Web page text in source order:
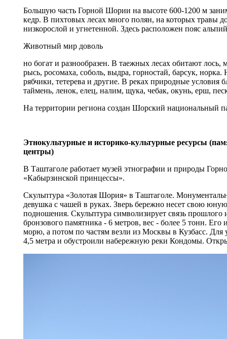
Большую часть Горной Шории на высоте 600-1200 м
кедр. В пихтовых лесах много полян, на которых травы
низкорослой и угнетенной. Здесь расположен пояс
Животный мир доволь
но богат и разнообразен. В таежных лесах обитают лось,
рысь, росомаха, соболь, выдра, горностай, барсук,
рябчики, тетерева и другие. В реках природные условия
таймень, ленок, елец, налим, щука, чебак, окунь, ерш,
На территории региона создан Шорский национальный
Этнокультурные и историко-культурные ресурсы
центры)
В Таштаголе работает музей этнографии и природы
«Кабырзинской принцессы».
Скульптура «Золотая Шория» в Таштаголе.
девушка с чашей в руках. Зверь бережно несет свою
подношения. Скульптура символизирует связь
бронзового памятника - 6 метров, вес - более 5 тонн.
морю, а потом по частям везли из Москвы в Кузбасс. Для
4,5 метра и обустроили набережную реки Кондомы.